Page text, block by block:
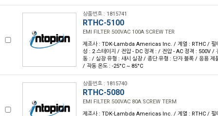
상품번호 : 1815741
RTHC-5100
EMI FILTER 500VAC 100A SCREW TER
제조사 : TDK-Lambda Americas Inc. / 계열 : RTHC / 필
성 : 2 스테이지 / 전압 - DC 정격 : / 전압 - AC 정격 : 500V /
동 : / 실장 유형 : 섀시 실장 / 종단 유형 : 단자 블록 / 응용 제
/ 작동 온도 : -25°C ~ 85°C
상품번호 : 1815740
RTHC-5080
EMI FILTER 500VAC 80A SCREW TERM
제조사 : TDK-Lambda Americas Inc. / 계열 : RTHC / 필